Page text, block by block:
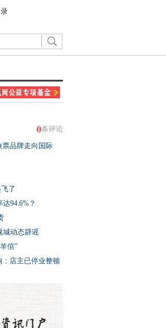
0条评论
票品牌走向国际
了
94.6%？
城动态辟谣
倌”
店主已停业整顿